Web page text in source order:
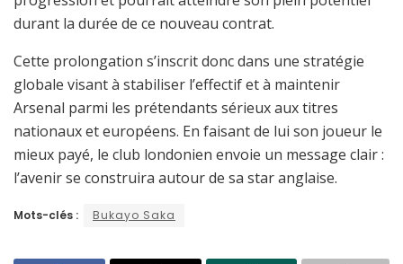
durant la durée de ce nouveau contrat.
Cette prolongation s’inscrit donc dans une stratégie
globale visant à stabiliser l’effectif et à maintenir
Arsenal parmi les prétendants sérieux aux titres
nationaux et européens. En faisant de lui son joueur le
mieux payé, le club londonien envoie un message clair :
l’avenir se construira autour de sa star anglaise.
Mots-clés : Bukayo Saka